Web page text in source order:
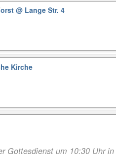
@ Lange Str. 4
Kirche
Gottesdienst um 10:30 Uhr in